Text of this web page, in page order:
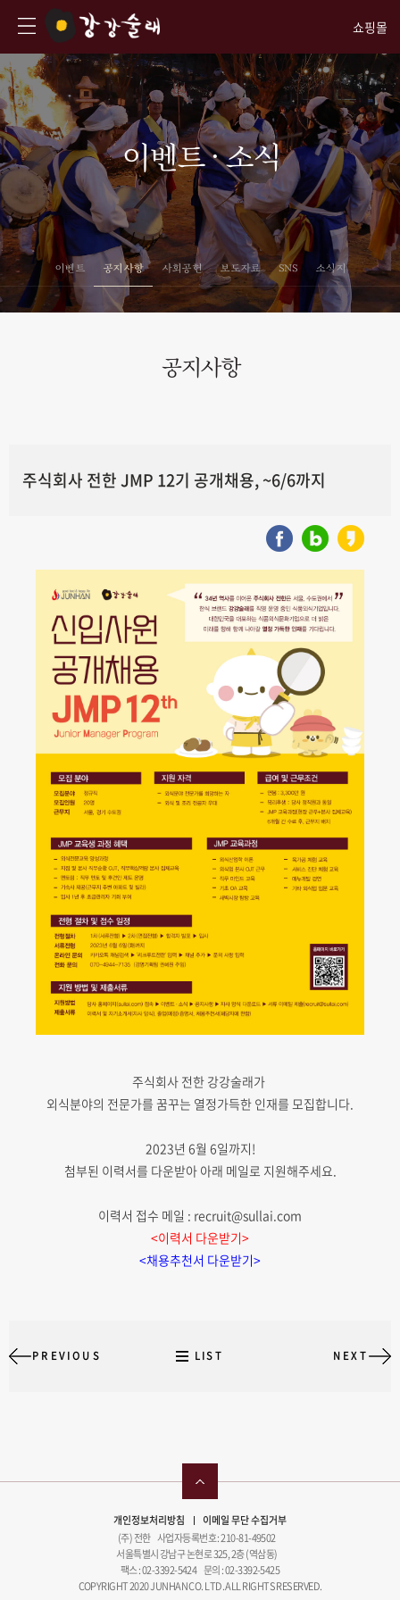
쇼핑몰
이벤트 · 소식
이벤트 공지사항 사회공헌 보도자료 SNS 소식지
공지사항
주식회사 전한 JMP 12기 공개채용, ~6/6까지
주식회사 전한 강강술래가
외식분야의 전문가를 꿈꾸는 열정가득한 인재를 모집합니다.
2023년 6월 6일까지!
첨부된 이력서를 다운받아 아래 메일로 지원해주세요.
이력서 접수 메일 : recruit@sullai.com
<이력서 다운받기>
<채용추천서 다운받기>
PREVIOUS LIST NEXT
개인정보처리방침
이메일 무단 수집거부
(주) 전한 사업자등록번호 : 210-81-49502
서울특별시 강남구 논현로 325, 2층 (역삼동)
팩스 : 02-3392-5424 문의 : 02-3392-5425
COPYRIGHT 2020 JUNHAN CO. LTD. ALL RIGHTS RESERVED.